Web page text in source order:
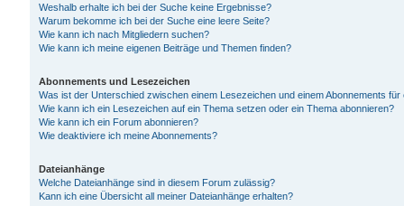
Weshalb erhalte ich bei der Suche keine Ergebnisse?
Warum bekomme ich bei der Suche eine leere Seite?
Wie kann ich nach Mitgliedern suchen?
Wie kann ich meine eigenen Beiträge und Themen finden?
Abonnements und Lesezeichen
Was ist der Unterschied zwischen einem Lesezeichen und einem Abonnements
Wie kann ich ein Lesezeichen auf ein Thema setzen oder ein Thema abonnieren?
Wie kann ich ein Forum abonnieren?
Wie deaktiviere ich meine Abonnements?
Dateianhänge
Welche Dateianhänge sind in diesem Forum zulässig?
Kann ich eine Übersicht all meiner Dateianhänge erhalten?